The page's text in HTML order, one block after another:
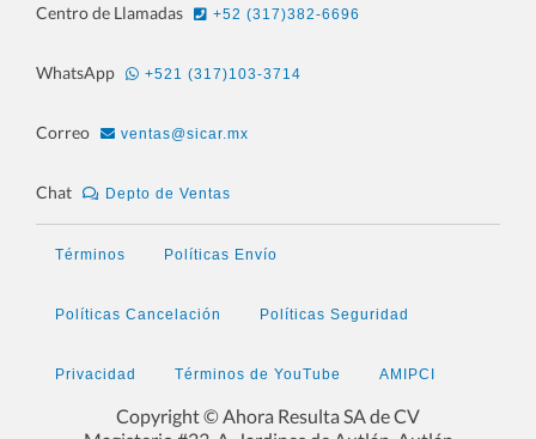
Centro de Llamadas
+52 (317)382-6696
WhatsApp +521 (317)103-3714
Correo ventas@sicar.mx
Chat Depto de Ventas
Términos Políticas Envío
Políticas Cancelación Políticas Seguridad
Privacidad Términos de YouTube AMIPCI
Copyright © Ahora Resulta SA de CV